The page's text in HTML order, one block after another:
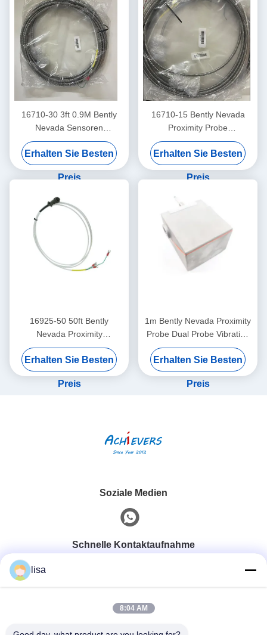
16710-30 3ft 0.9M Bently
Nevada Sensoren
Verbindungskabel
Erhalten Sie Besten
Preis
16710-15 Bently Nevada
Proximity Probe
Verbindungskabel mit
Rüstung -15 - C
Erhalten Sie Besten
Preis
16925-50 50ft Bently
Nevada Proximity
Interconnect Kabel ohne
Rüstung
Erhalten Sie Besten
Preis
1m Bently Nevada Proximity
Probe Dual Probe Vibration
Sensor 26530-12-10-00-
000-309-00-03-01
Erhalten Sie Besten
Preis
Soziale Medien
Schnelle Kontaktaufnahme
0086-13828861501
lisa
8:04 AM